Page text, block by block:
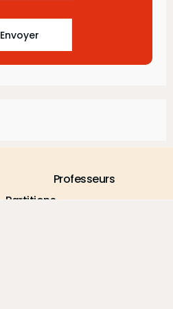
Envoyer
Professeurs
Partitions